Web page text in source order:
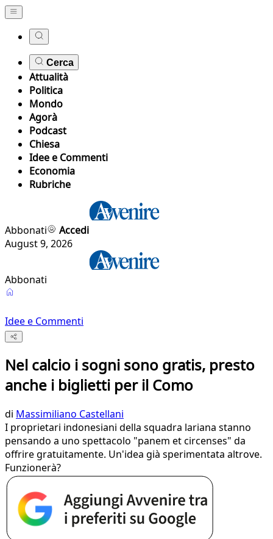
Cerca
Attualità
Politica
Mondo
Agorà
Podcast
Chiesa
Idee e Commenti
Economia
Rubriche
Abbonati
Accedi
August 9, 2026
Abbonati
Idee e Commenti
Nel calcio i sogni sono gratis, presto
anche i biglietti per il Como
di Massimiliano Castellani
I proprietari indonesiani della squadra lariana stanno
pensando a uno spettacolo "panem et circenses" da
offrire gratuitamente. Un'idea già sperimentata altrove.
Funzionerà?